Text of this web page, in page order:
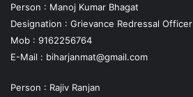
Person : Manoj Kumar Bhagat
Designation : Grievance Redressal Officer
Mob : 9162256764
E-Mail : biharjanmat@gmail.com
Person : Rajiv Ranjan